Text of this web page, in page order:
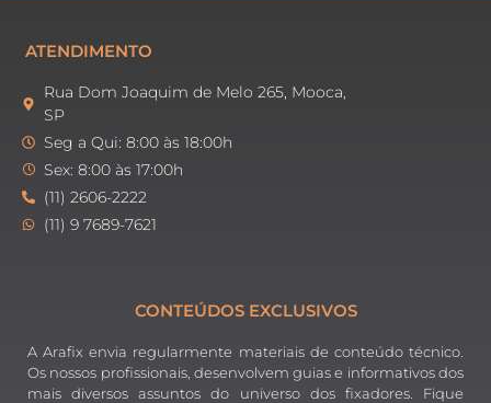
ATENDIMENTO
Rua Dom Joaquim de Melo 265, Mooca,
SP
Seg a Qui: 8:00 às 18:00h
Sex: 8:00 às 17:00h
(11) 2606-2222
(11) 9 7689-7621
CONTEÚDOS EXCLUSIVOS
A Arafix envia regularmente materiais de conteúdo técnico.
Os nossos profissionais, desenvolvem guias e informativos dos
mais diversos assuntos do universo dos fixadores. Fique